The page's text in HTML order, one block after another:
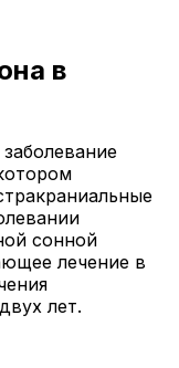
в
сонной
лечение в
лет.